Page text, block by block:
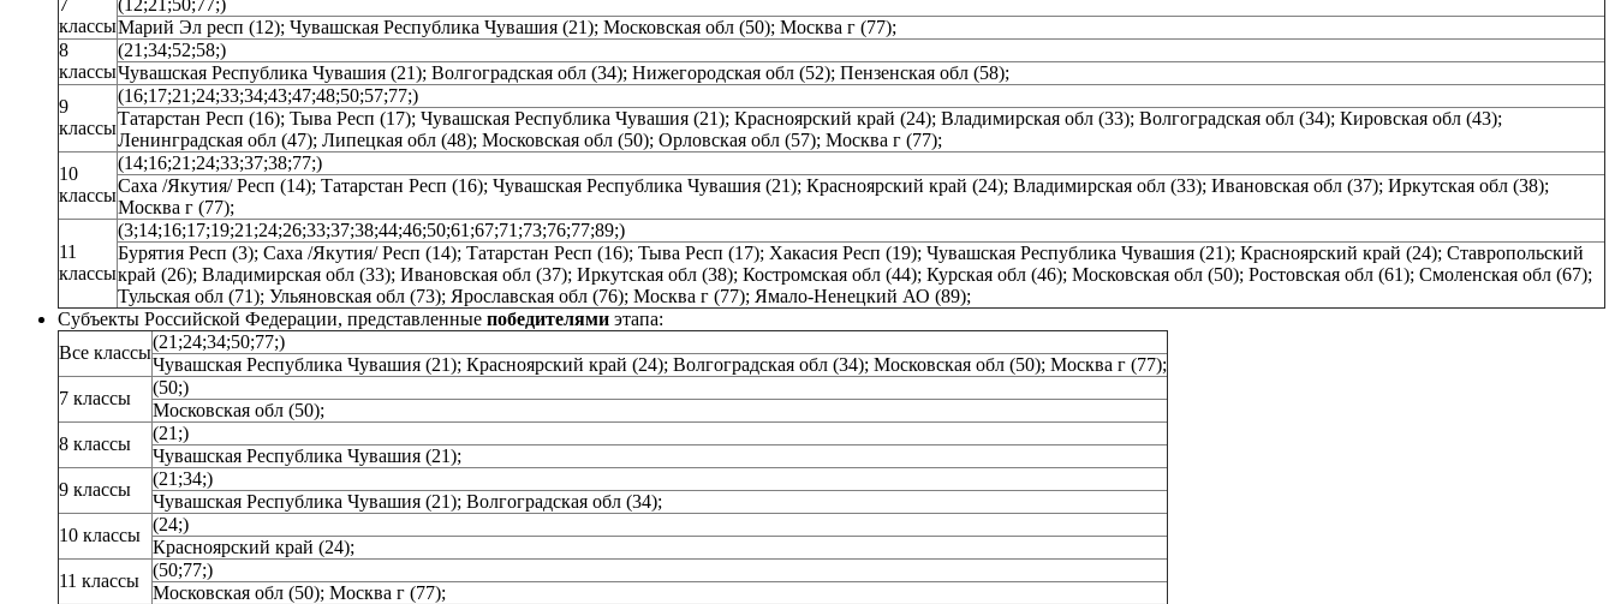
классыМарий Эл респ (12); Чувашская Республика Чувашия (21); Московская обл (50); Москва г (77);
8
классы
(21;34;52;58;)
Чувашская Республика Чувашия (21); Волгоградская обл (34); Нижегородская обл (52); Пензенская обл (58);
9
классы
(16;17;21;24;33;34;43;47;48;50;57;77;)
Татарстан Респ (16); Тыва Респ (17); Чувашская Республика Чувашия (21); Красноярский край (24); Владимирская обл (33); Волгоградская обл (34); Кировская обл (43);
Ленинградская обл (47); Липецкая обл (48); Московская обл (50); Орловская обл (57); Москва г (77);
10
классы
(14;16;21;24;33;37;38;77;)
Саха /Якутия/ Респ (14); Татарстан Респ (16); Чувашская Республика Чувашия (21); Красноярский край (24); Владимирская обл (33); Ивановская обл (37); Иркутская обл (38);
Москва г (77);
11
классы
(3;14;16;17;19;21;24;26;33;37;38;44;46;50;61;67;71;73;76;77;89;)
Бурятия Респ (3); Саха /Якутия/ Респ (14); Татарстан Респ (16); Тыва Респ (17); Хакасия Респ (19); Чувашская Республика Чувашия (21); Красноярский край (24); Ставропольский
край (26); Владимирская обл (33); Ивановская обл (37); Иркутская обл (38); Костромская обл (44); Курская обл (46); Московская обл (50); Ростовская обл (61); Смоленская обл (67);
Тульская обл (71); Ульяновская обл (73); Ярославская обл (76); Москва г (77); Ямало-Ненецкий АО (89);
Субъекты Российской Федерации, представленные победителями этапа:
Все классы
(21;24;34;50;77;)
Чувашская Республика Чувашия (21); Красноярский край (24); Волгоградская обл (34); Московская обл (50); Москва г (77);
7 классы
(50;)
Московская обл (50);
8 классы
(21;)
Чувашская Республика Чувашия (21);
9 классы
(21;34;)
Чувашская Республика Чувашия (21); Волгоградская обл (34);
10 классы
(24;)
Красноярский край (24);
11 классы
(50;77;)
Московская обл (50); Москва г (77);